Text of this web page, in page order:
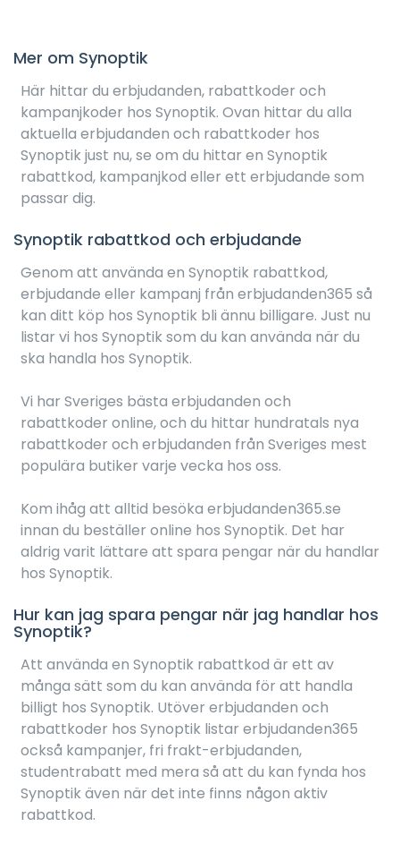
Mer om Synoptik
Här hittar du erbjudanden, rabattkoder och
kampanjkoder hos Synoptik. Ovan hittar du alla
aktuella erbjudanden och rabattkoder hos
Synoptik just nu, se om du hittar en Synoptik
rabattkod, kampanjkod eller ett erbjudande som
passar dig.
Synoptik rabattkod och erbjudande
Genom att använda en Synoptik rabattkod,
erbjudande eller kampanj från erbjudanden365 så
kan ditt köp hos Synoptik bli ännu billigare. Just nu
listar vi hos Synoptik som du kan använda när du
ska handla hos Synoptik.
Vi har Sveriges bästa erbjudanden och
rabattkoder online, och du hittar hundratals nya
rabattkoder och erbjudanden från Sveriges mest
populära butiker varje vecka hos oss.
Kom ihåg att alltid besöka erbjudanden365.se
innan du beställer online hos Synoptik. Det har
aldrig varit lättare att spara pengar när du handlar
hos Synoptik.
Hur kan jag spara pengar när jag handlar hos
Synoptik?
Att använda en Synoptik rabattkod är ett av
många sätt som du kan använda för att handla
billigt hos Synoptik. Utöver erbjudanden och
rabattkoder hos Synoptik listar erbjudanden365
också kampanjer, fri frakt-erbjudanden,
studentrabatt med mera så att du kan fynda hos
Synoptik även när det inte finns någon aktiv
rabattkod.